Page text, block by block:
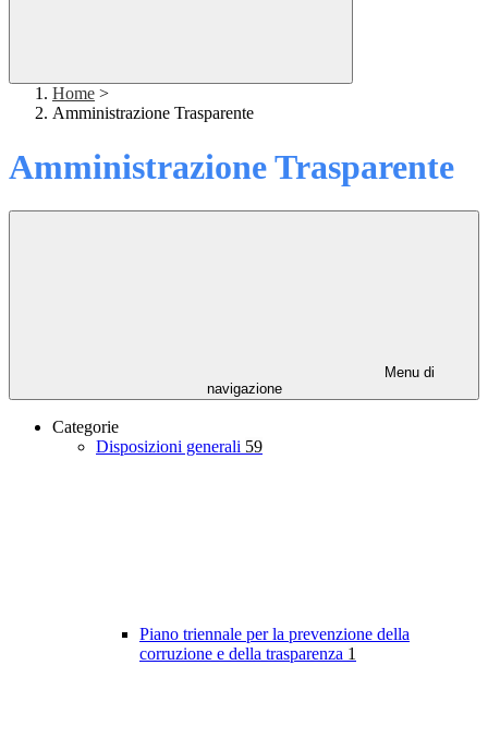
Home >
Amministrazione Trasparente
Amministrazione Trasparente
Menu di
navigazione
Categorie
Disposizioni generali 59
Piano triennale per la prevenzione della
corruzione e della trasparenza 1